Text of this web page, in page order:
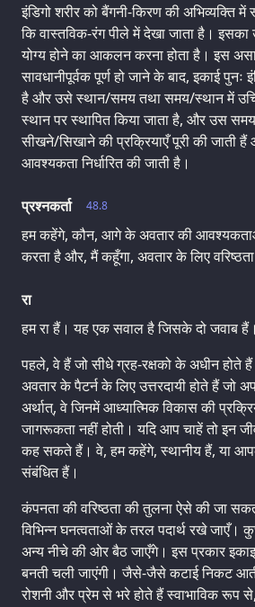
इंडिगो शरीर को बैंगनी-किरण की अभिव्यक्ति
कि वास्तविक-रंग पीले में देखा जाता है। इसका
योग्य होने का आकलन करना होता है। इस
सावधानीपूर्वक पूर्ण हो जाने के बाद, इकाई पुनः
है और उसे स्थान/समय तथा समय/स्थान में
स्थान पर स्थापित किया जाता है, और उस
सीखने/सिखाने की प्रक्रियाएँ पूरी की जाती
आवश्यकता निर्धारित की जाती है।
48.8
प्रश्नकर्ता
हम कहेंगे, कौन, आगे के अवतार की
करता है और, मैं कहूँगा, अवतार के लिए
रा
हम रा हैं। यह एक सवाल है जिसके दो जवाब हैं।
पहले, वे हैं जो सीधे ग्रह-रक्षको के अधीन होते
अवतार के पैटर्न के लिए उत्तरदायी होते हैं
अर्थात्, वे जिनमें आध्यात्मिक विकास की
जागरूकता नहीं होती। यदि आप चाहें तो इन
कह सकते हैं। वे, हम कहेंगे, स्थानीय हैं, या
संबंधित हैं।
कंपनता की वरिष्ठता की तुलना ऐसे की जा
विभिन्न घनत्वताओं के तरल पदार्थ रखे
अन्य नीचे की ओर बैठ जाएँगे। इस प्रकार
बनती चली जाएंगी। जैसे-जैसे कटाई निकट
रोशनी और प्रेम से भरे होते हैं स्वाभाविक रूप